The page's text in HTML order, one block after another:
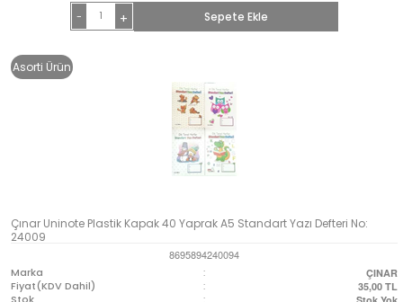
- + Sepete Ekle
Asorti Ürün
Çınar Uninote Plastik Kapak 40 Yaprak A5 Standart Yazı Defteri No:
24009
8695894240094
Marka
: ÇINAR
Fiyat(KDV Dahil) : 35,00 TL